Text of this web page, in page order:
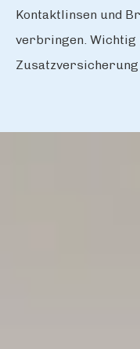
Kontaktlinsen und
verbringen. Wichtig